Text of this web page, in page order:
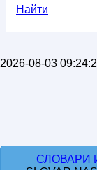
Найти
2026-08-03
СЛОВАРИ